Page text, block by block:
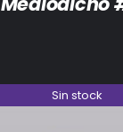
Sin stock